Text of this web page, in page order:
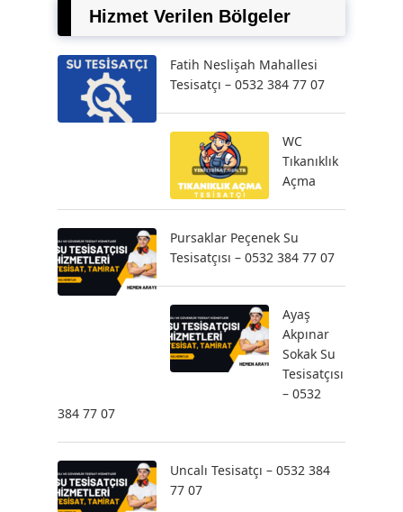
Hizmet Verilen Bölgeler
Fatih Neslişah Mahallesi
Tesisatçı – 0532 384 77 07
WC
Tıkanıklık
Açma
Pursaklar Peçenek Su
Tesisatçısı – 0532 384 77 07
Ayaş
Akpınar
Sokak Su
Tesisatçısı
– 0532
384 77 07
Uncalı Tesisatçı – 0532 384
77 07